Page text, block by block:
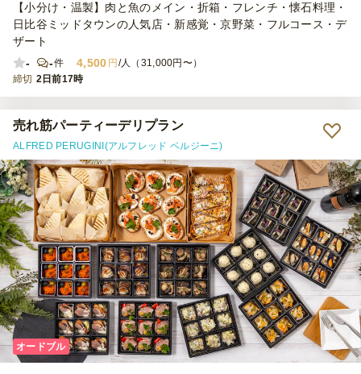
【小分け・温製】肉と魚のメイン・折箱・フレンチ・懐石料理・
日比谷ミッドタウンの人気店・新感覚・京野菜・フルコース・デ
ザート
-
-件 4,500 円 /人（31,000円〜）
締切 2日前17時
売れ筋パーティーデリプラン
ALFRED PERUGINI(アルフレッド ペルジーニ)
オードブル